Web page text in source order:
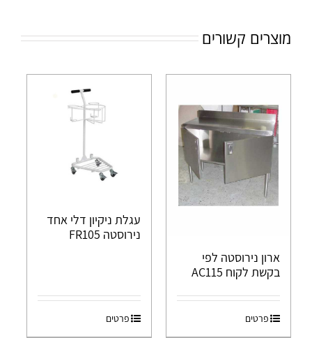
מוצרים קשורים
ארון נירוסטה לפי
בקשת לקוח AC115
פרטים
עגלת ניקיון דלי אחד
נירוסטה FR105
פרטים